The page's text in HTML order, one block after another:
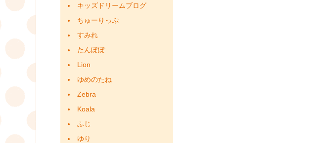
キッズドリームブログ
ちゅーりっぷ
すみれ
たんぽぽ
Lion
ゆめのたね
Zebra
Koala
ふじ
ゆり